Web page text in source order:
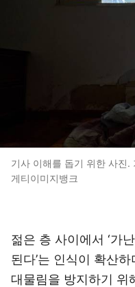
기사 이해를 돕기 위한 사진.
게티이미지뱅크
젊은 층 사이에서 ‘가
된다’는 인식이 확산
대물림을 방지하기 위